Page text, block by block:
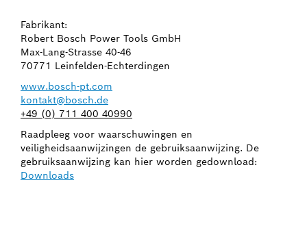
Fabrikant:
Robert Bosch Power Tools GmbH
Max-Lang-Strasse 40-46
70771 Leinfelden-Echterdingen
www.bosch-pt.com
kontakt@bosch.de
+49 (0) 711 400 40990
Raadpleeg voor waarschuwingen en
veiligheidsaanwijzingen de gebruiksaanwijzing. De
gebruiksaanwijzing kan hier worden gedownload:
Downloads